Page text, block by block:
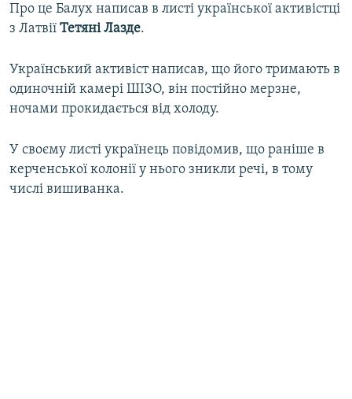
Про це Балух написав в листі української активістці
з Латвії Тетяні Лазде.
Український активіст написав, що його тримають в
одиночній камері ШІЗО, він постійно мерзне,
ночами прокидається від холоду.
У своєму листі українець повідомив, що раніше в
керченської колонії у нього зникли речі, в тому
числі вишиванка.